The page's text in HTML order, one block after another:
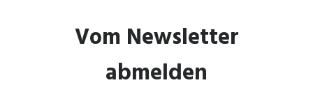
Vom Newsletter
abmelden